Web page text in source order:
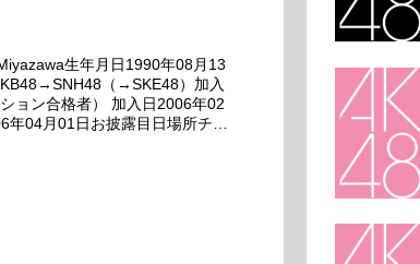
生年月日1990年08月13
（→SKE48）加入
ョン合格者） 加入日2006年02
04月01日お披露目日場所チー